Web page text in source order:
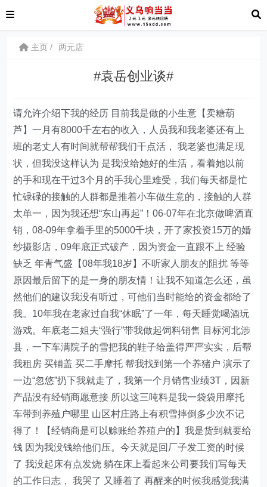
主页 两元店
#袁岳创业谈#
请允许介绍下我的经历 目前我是做的小生意【卖糖葫
芦】一月有8000千左右的收入，人员我和我老婆还有上
班的老丈人有时间就帮帮我们干点活， 我老婆也满足现
状，但我没这样认为 是我没给她好的生活，看着她以前
的手和现在干过3个月的手我心里难受，我们每天都是忙
忙碌碌的接触的人群都是推着小车做生意的，接触的人群
太单一，因为我还想“东山再起”！06-07年在北京做啤酒直
销，08-09年拿着手里的5000千块，开了家投资15万的婚
纱摄影店，09年底正式破产，因为资金一直跟不上 经验
缺乏 年青气盛【08年我18岁】不听家人朋友的阻扰 等等
原因最后留下的是一身的朋友情！让我不知道怎么还，虽
然他们的建议我没有听过，可他们当时能给的资金都给了
我。10年我在老家过自我“休眠”了一年，每天睡觉喝酒玩
游戏。年底老二姐夫“强行”带我做起饲料销售 目标河北涉
县，一下车满院子的雪把我的鞋子给盖得严严实实，后帮
我租房 买铺盖 买二手摩托 帮我找到第一个养猪户 演示了
一边“忽悠”扔下我就走了，我第一个月销售业绩3T，因新
产品没有经销商愿意接 所以这三吨料是我一袋袋用摩托
车带到养殖户哪里 山区村庄路上有积雪摔倒多少次不记
得了！【经销商是可以赊账给养殖户的】我是货到就要给
钱 因为我没钱给他们压。今天就是回厂子发工资的时候
了 我没起床有点发烧 躺在床上看起来公司要我们写每天
的工作日志， 我哭了 又睡着了 再醒来的时候我感觉我满